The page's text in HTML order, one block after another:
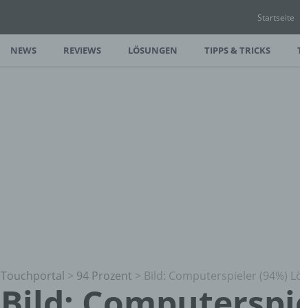
Startseite
NEWS REVIEWS LÖSUNGEN TIPPS & TRICKS
Touchportal > 94 Prozent > Bild: Computerspieler (94%)